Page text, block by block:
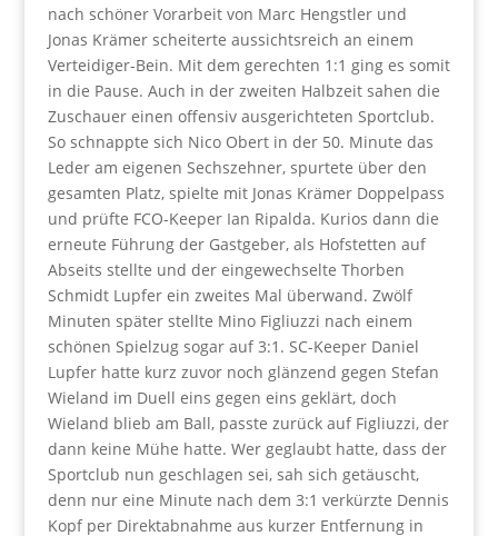
nach schöner Vorarbeit von Marc Hengstler und
Jonas Krämer scheiterte aussichtsreich an einem
Verteidiger-Bein. Mit dem gerechten 1:1 ging es somit
in die Pause. Auch in der zweiten Halbzeit sahen die
Zuschauer einen offensiv ausgerichteten Sportclub.
So schnappte sich Nico Obert in der 50. Minute das
Leder am eigenen Sechszehner, spurtete über den
gesamten Platz, spielte mit Jonas Krämer Doppelpass
und prüfte FCO-Keeper Ian Ripalda. Kurios dann die
erneute Führung der Gastgeber, als Hofstetten auf
Abseits stellte und der eingewechselte Thorben
Schmidt Lupfer ein zweites Mal überwand. Zwölf
Minuten später stellte Mino Figliuzzi nach einem
schönen Spielzug sogar auf 3:1. SC-Keeper Daniel
Lupfer hatte kurz zuvor noch glänzend gegen Stefan
Wieland im Duell eins gegen eins geklärt, doch
Wieland blieb am Ball, passte zurück auf Figliuzzi, der
dann keine Mühe hatte. Wer geglaubt hatte, dass der
Sportclub nun geschlagen sei, sah sich getäuscht,
denn nur eine Minute nach dem 3:1 verkürzte Dennis
Kopf per Direktabnahme aus kurzer Entfernung in